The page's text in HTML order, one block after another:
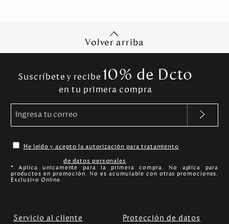
Volver arriba
Suscríbete y recibe 10% de Dcto
en tu primera compra
He leído y acepto la autorización para tratamiento
de datos personales.
* Aplica unicamente para la primera compra. No aplica para
productos en promoción. No es acumulable con otras promociones.
Exclusivo Online.
Servicio al cliente Protección de datos